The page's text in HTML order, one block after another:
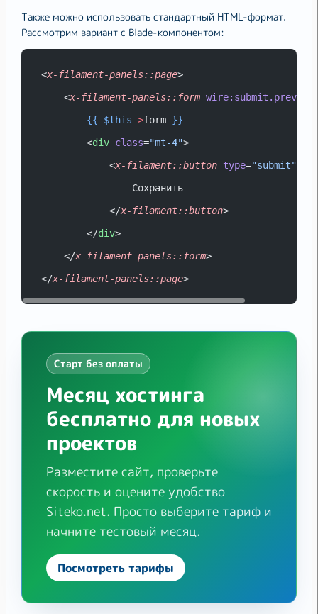
Также можно использовать стандартный HTML-формат.
Рассмотрим вариант с Blade-компонентом:
<x-filament-panels::page>
    <
x-filament-panels::form wire:submit.prevent
{{
$this->form }}
        <
div class="mt-4">
            <
x-filament::button type="submit"
                Сохранить
            </
x-filament::button>
        </
div>
    </
x-filament-panels::form>
</x-filament-panels::page>
Старт без оплаты
Месяц хостинга
бесплатно для новых
проектов
Разместите сайт, проверьте
скорость и оцените удобство
Siteko.net. Просто выберите тариф и
начните тестовый месяц.
Посмотреть тарифы